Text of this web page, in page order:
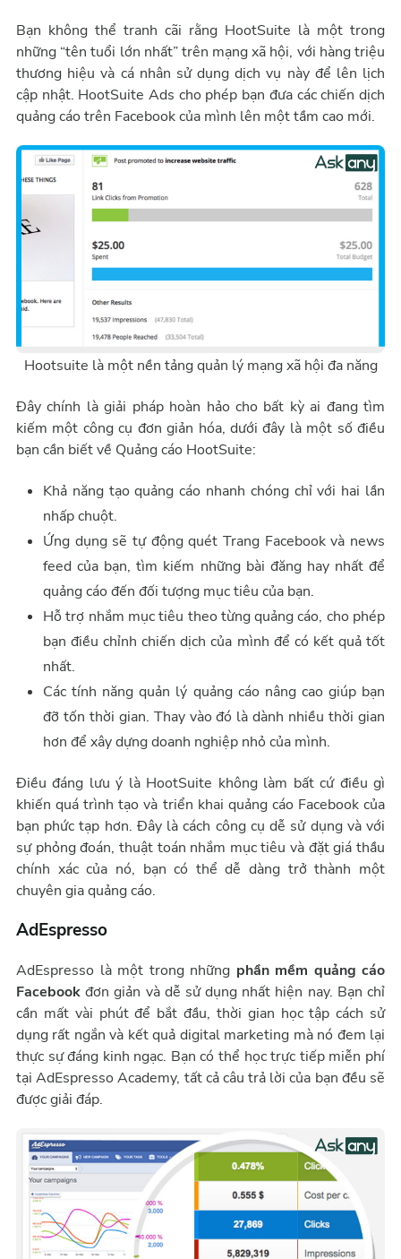
Bạn không thể tranh cãi rằng HootSuite là một trong
những “tên tuổi lớn nhất” trên mạng xã hội, với hàng triệu
thương hiệu và cá nhân sử dụng dịch vụ này để lên lịch
cập nhật. HootSuite Ads cho phép bạn đưa các chiến dịch
quảng cáo trên Facebook của mình lên một tầm cao mới.
Hootsuite là một nền tảng quản lý mạng xã hội đa năng
Đây chính là giải pháp hoàn hảo cho bất kỳ ai đang tìm
kiếm một công cụ đơn giản hóa, dưới đây là một số điều
bạn cần biết về Quảng cáo HootSuite:
Khả năng tạo quảng cáo nhanh chóng chỉ với hai lần
nhấp chuột.
Ứng dụng sẽ tự động quét Trang Facebook và news
feed của bạn, tìm kiếm những bài đăng hay nhất để
quảng cáo đến đối tượng mục tiêu của bạn.
Hỗ trợ nhắm mục tiêu theo từng quảng cáo, cho phép
bạn điều chỉnh chiến dịch của mình để có kết quả tốt
nhất.
Các tính năng quản lý quảng cáo nâng cao giúp bạn
đỡ tốn thời gian. Thay vào đó là dành nhiều thời gian
hơn để xây dựng doanh nghiệp nhỏ của mình.
Điều đáng lưu ý là HootSuite không làm bất cứ điều gì
khiến quá trình tạo và triển khai quảng cáo Facebook của
bạn phức tạp hơn. Đây là cách công cụ dễ sử dụng và với
sự phỏng đoán, thuật toán nhắm mục tiêu và đặt giá thầu
chính xác của nó, bạn có thể dễ dàng trở thành một
chuyên gia quảng cáo.
AdEspresso
AdEspresso là một trong những phần mềm quảng cáo
Facebook đơn giản và dễ sử dụng nhất hiện nay. Bạn chỉ
cần mất vài phút để bắt đầu, thời gian học tập cách sử
dụng rất ngắn và kết quả digital marketing mà nó đem lại
thực sự đáng kinh ngạc. Bạn có thể học trực tiếp miễn phí
tại AdEspresso Academy, tất cả câu trả lời của bạn đều sẽ
được giải đáp.